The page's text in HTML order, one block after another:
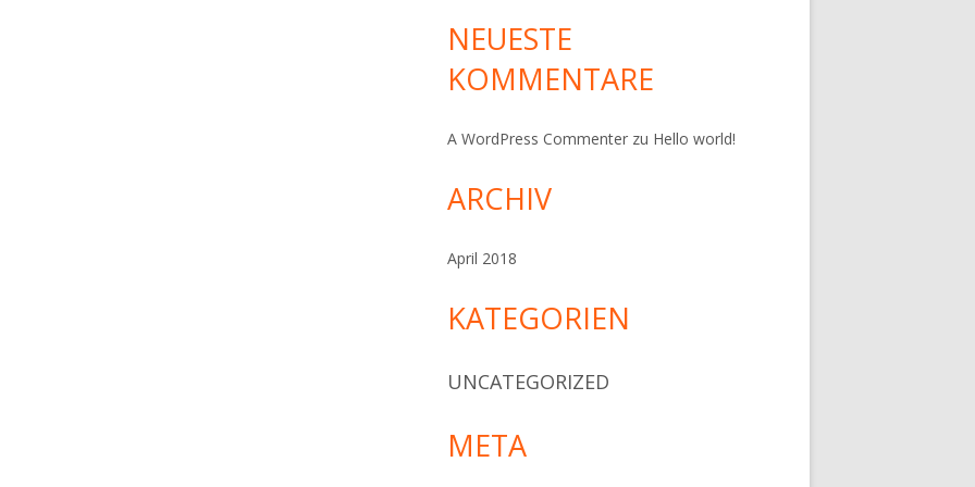
NEUESTE
KOMMENTARE
A WordPress Commenter zu Hello world!
ARCHIV
April 2018
KATEGORIEN
UNCATEGORIZED
META